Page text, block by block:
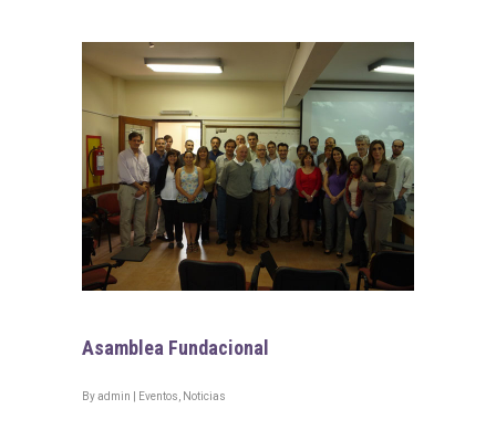
Asamblea Fundacional
Byadmin Eventos Noticias